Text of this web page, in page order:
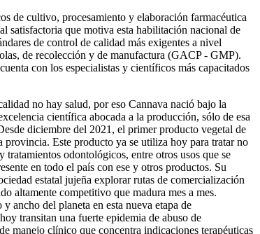
de cultivo, procesamiento y elaboración farmacéutica
satisfactoria que motiva esta habilitación nacional de
de control de calidad más exigentes a nivel
de recolección y de manufactura (GACP - GMP).
con los especialistas y científicos más capacitados
no hay salud, por eso Cannava nació bajo la
científica abocada a la producción, sólo de esa
diciembre del 2021, el primer producto vegetal de
Este producto ya se utiliza hoy para tratar no
odontológicos, entre otros usos que se
en todo el país con ese y otros productos. Su
estatal jujeña explorar rutas de comercialización
altamente competitivo que madura mes a mes.
ancho del planeta en esta nueva etapa de
transitan una fuerte epidemia de abuso de
manejo clínico que concentra indicaciones terapéuticas